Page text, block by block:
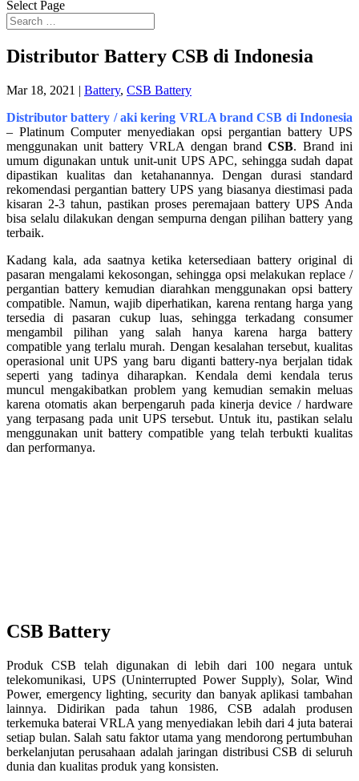
Select Page
Distributor Battery CSB di Indonesia
Mar 18, 2021 | Battery, CSB Battery
Distributor battery / aki kering VRLA brand CSB di Indonesia
– Platinum Computer menyediakan opsi pergantian battery UPS
menggunakan unit battery VRLA dengan brandCSB. Brand ini
umum digunakan untuk unit-unit UPS APC, sehingga sudah dapat
dipastikan kualitas dan ketahanannya. Dengan durasi standard
rekomendasi pergantian battery UPS yang biasanya diestimasi pada
kisaran 2-3 tahun, pastikan proses peremajaan battery UPS Anda
bisa selalu dilakukan dengan sempurna dengan pilihan battery yang
terbaik.
Kadang kala, ada saatnya ketika ketersediaan battery original di
pasaran mengalami kekosongan, sehingga opsi melakukan replace /
pergantian battery kemudian diarahkan menggunakan opsi battery
compatible. Namun, wajib diperhatikan, karena rentang harga yang
tersedia di pasaran cukup luas, sehingga terkadang consumer
mengambil pilihan yang salah hanya karena harga battery
compatible yang terlalu murah. Dengan kesalahan tersebut, kualitas
operasional unit UPS yang baru diganti battery-nya berjalan tidak
seperti yang tadinya diharapkan. Kendala demi kendala terus
muncul mengakibatkan problem yang kemudian semakin meluas
karena otomatis akan berpengaruh pada kinerja device / hardware
yang terpasang pada unit UPS tersebut. Untuk itu, pastikan selalu
menggunakan unit battery compatible yang telah terbukti kualitas
dan performanya.
CSB Battery
Produk CSB ​​telah digunakan di lebih dari 100 negara untuk
telekomunikasi, UPS (Uninterrupted Power Supply), Solar, Wind
Power, emergency lighting, security dan banyak aplikasi tambahan
lainnya. Didirikan pada tahun 1986, CSB adalah produsen
terkemuka baterai VRLA yang menyediakan lebih dari 4 juta baterai
setiap bulan. Salah satu faktor utama yang mendorong pertumbuhan
berkelanjutan perusahaan adalah jaringan distribusi CSB di seluruh
dunia dan kualitas produk yang konsisten.